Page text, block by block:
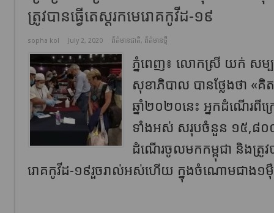
ត្រូវបានធ្វើតេស្ដរកមេរោគកូវីដ-១៩
sopha kol July 2, 2020 ព័ត៌មានជាតិ, ព័ត៌មានថ្មី
ភ្នំពេញ៖ លោកស្រី យក់ សម្បត្
សុខាភិបាល បានថ្លែងថា «គិ
ឆ្នាំ២០២០នេះ អ្នកដំណើរពី
ទាំងអស់ សរុបចំនួន ១៥,៨០០
ដំណើរចូលមកកម្ពុជា និងត្រូវប
រោគកូវីដ-១៩រួចរាល់អស់ហើយ ក្នុងចំណោមជាង១